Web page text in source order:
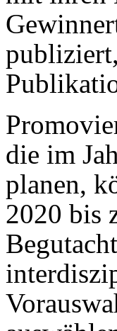
die im
planen,
2020 bis